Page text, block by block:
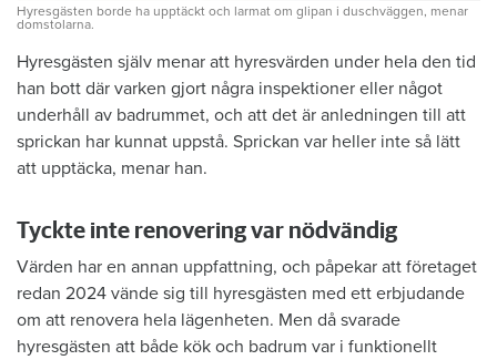
Hyresgästen borde ha upptäckt och larmat om glipan i duschväggen, menar
domstolarna.
Hyresgästen själv menar att hyresvärden under hela den tid
han bott där varken gjort några inspektioner eller något
underhåll av badrummet, och att det är anledningen till att
sprickan har kunnat uppstå. Sprickan var heller inte så lätt
att upptäcka, menar han.
Tyckte inte renovering var nödvändig
Värden har en annan uppfattning, och påpekar att företaget
redan 2024 vände sig till hyresgästen med ett erbjudande
om att renovera hela lägenheten. Men då svarade
hyresgästen att både kök och badrum var i funktionellt